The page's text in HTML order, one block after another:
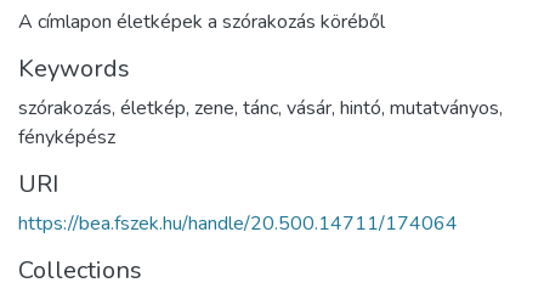
A címlapon életképek a szórakozás köréből
Keywords
szórakozás, életkép, zene, tánc, vásár, hintó, mutatványos,
fényképész
URI
https://bea.fszek.hu/handle/20.500.14711/174064
Collections